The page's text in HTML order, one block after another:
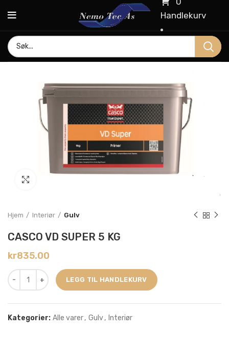
Handlekurv
Hjem Interiør Gulv
CASCO VD SUPER 5 KG
kr835.00
LEGG TIL HANDLEKURV
Kategorier: Alle varer, Gulv, Interiør